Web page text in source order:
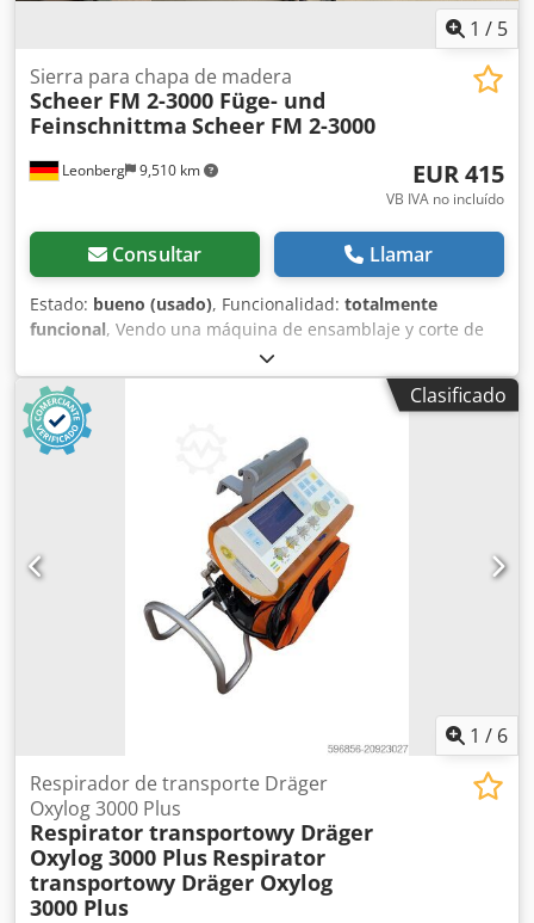
1 / 5
Leonberg 9,510 km
Sierra para chapa de madera
Scheer FM 2-3000 Füge- und
Feinschnittma Scheer FM 2-3000
EUR 415
VB IVA no incluído
Consultar Llamar
Estado: bueno (usado), Funcionalidad: totalmente
funcional, Vendo una máquina de ensamblaje y corte de
precisión Scheer FM 2-30000, procedente de mi taller de
carpintería. La máquina se encuentra en buen estado,
pero ya no se utiliza. Por este motivo, la pongo a la venta.
Dodpeztgnlsfx Acqskr La máquina puede ser
inspeccionada y probada en nuestras instalaciones en
Clasificado
1 / 6
Respirador de transporte Dräger
Oxylog 3000 Plus
Respirator transportowy Dräger
Oxylog 3000 Plus Respirator
transportowy Dräger Oxylog
3000 Plus